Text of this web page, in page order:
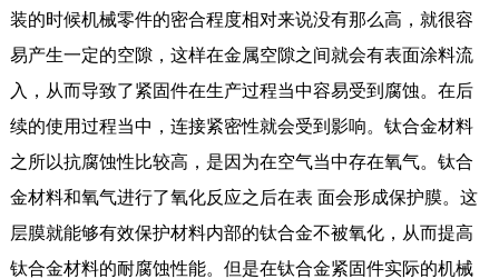
装的时候机械零件的密合程度相对来说没有那么高，就很容
易产生一定的空隙，这样在金属空隙之间就会有表面涂料流
入，从而导致了紧固件在生产过程当中容易受到腐蚀。在后
续的使用过程当中，连接紧密性就会受到影响。钛合金材料
之所以抗腐蚀性比较高，是因为在空气当中存在氧气。钛合
金材料和氧气进行了氧化反应之后在表 面会形成保护膜。这
层膜就能够有效保护材料内部的钛合金不被氧化，从而提高
钛合金材料的耐腐蚀性能。但是在钛合金紧固件实际的机械